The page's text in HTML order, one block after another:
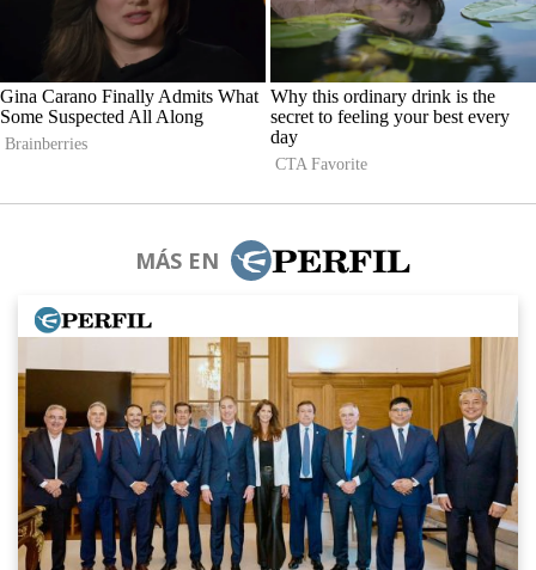
MÁS EN